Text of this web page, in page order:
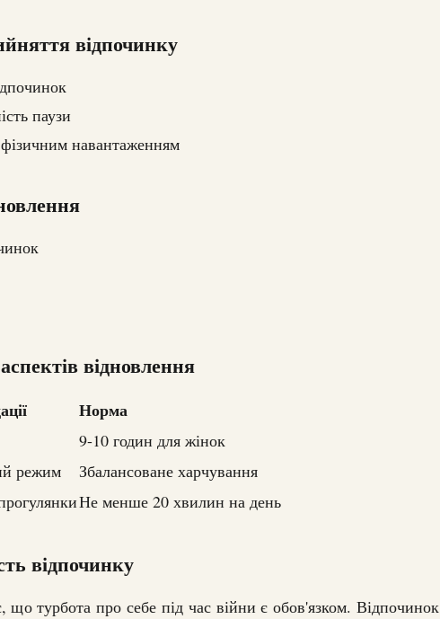
відпочинку
паузи
навантаженням
відновлення
Норма
9-10 годин для жінок
режим
Збалансоване харчування
Не менше 20 хвилин на день
відпочинку
що турбота про себе під час війни є обов'язком. Відпочинок